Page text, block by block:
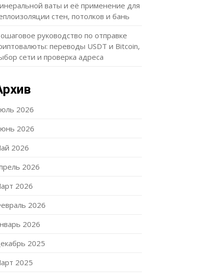
ваты и её применение для
стен, потолков и бань
руководство по отправке
переводы USDT и Bitcoin,
сети и проверка адреса
2026
2026
2026
2026
2026
2026
2026
2025
2025